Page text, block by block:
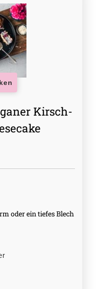
Kirsch-
oder ein tiefes Blech